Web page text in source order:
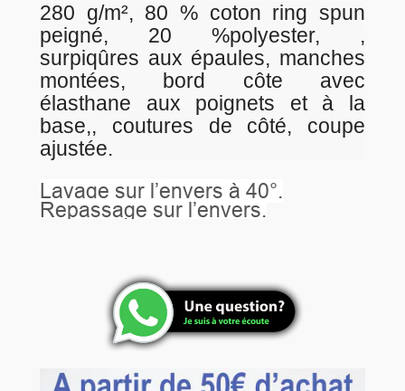
280 g/m², 80 % coton ring spun
peigné, 20 %polyester, ,
surpiqûres aux épaules, manches
montées, bord côte avec
élasthane aux poignets et à la
base,, coutures de côté, coupe
ajustée.
Lavage sur l’envers à 40°.
Repassage sur l’envers.